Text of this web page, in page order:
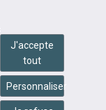
J'accepte
tout
Personnaliser